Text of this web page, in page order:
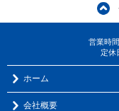
営業時
定休
ホーム
会社概要